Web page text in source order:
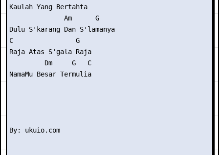
Kaulah Yang Bertahta
              Am      G
Dulu S'karang Dan S'lamanya
C                G
Raja Atas S'gala Raja
         Dm     G   C
NamaMu Besar Termulia